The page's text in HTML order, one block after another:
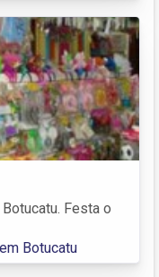
Festa o
Botucatu